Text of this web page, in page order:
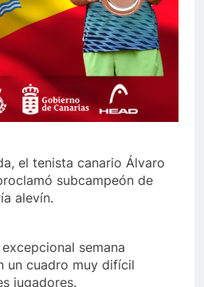
el tenista canario Álvaro
subcampeón de
alevín.
semana
un cuadro muy difícil
jugadores.